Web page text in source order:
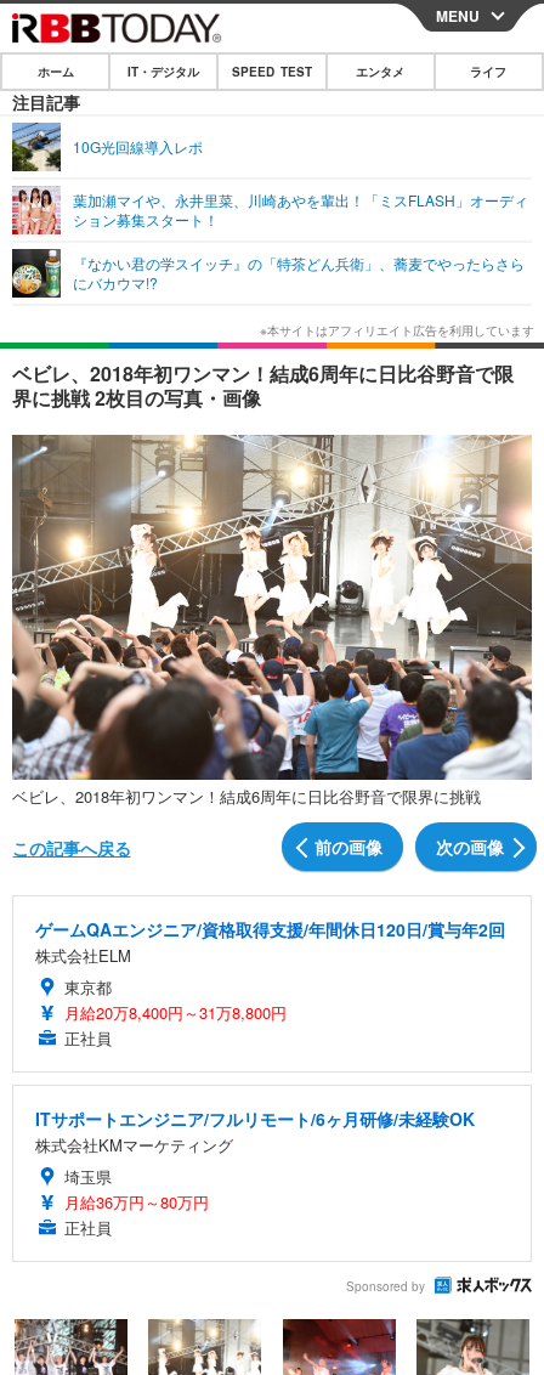
CLOSE
ホーム
IT・デジタル
ネタ
ショッピング その他
SPEED TEST
エンタメ
エンタメTOP
韓国・芸能
音楽 スポーツ
ショッピング その他
ライフ
ライフTOP グルメ
ペット ショッピング
その他
リリース一覧
プッシュ通知の停止方法
MENU
ホーム IT・デジタル SPEED TEST エンタメ ライフ
注目記事
10G光回線導入レポ
葉加瀬マイや、永井里菜、川崎あやを輩出！「ミスFLASH」オーディ
ション募集スタート！
『なかい君の学スイッチ』の「特茶どん兵衛」、蕎麦でやったらさら
にバカウマ!?
ベビレ、2018年初ワンマン！結成6周年に日比谷野音で限
界に挑戦 2枚目の写真・画像
ベビレ、2018年初ワンマン！結成6周年に日比谷野音で限界に挑戦
前の画像 次の画像
この記事へ戻る
ゲームQAエンジニア/資格取得支援/年間休日120日/賞与年2回
株式会社ELM
東京都
月給20万8,400円～31万8,800円
正社員
ITサポートエンジニア/フルリモート/6ヶ月研修/未経験OK
株式会社KMマーケティング
埼玉県
月給36万円～80万円
正社員
Sponsored by